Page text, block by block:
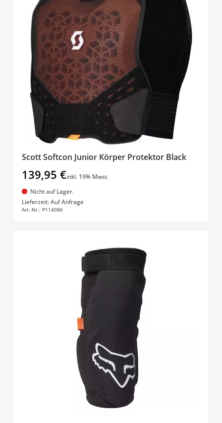
Scott Softcon Junior Körper Protektor Black
139,95 €inkl. 19% Mwst.
Nicht auf Lager.
Lieferzeit: Auf Anfrage
Art.-Nr.: P114086
In den Warenkorb